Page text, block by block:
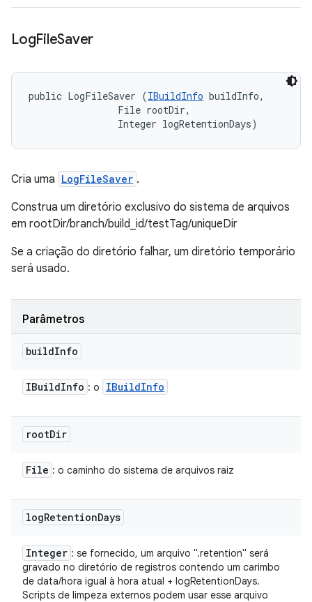
LogFileSaver
public LogFileSaver (IBuildInfo buildInfo,
                File rootDir,
                Integer logRetentionDays)
Cria uma LogFileSaver .
Construa um diretório exclusivo do sistema de arquivos
em rootDir/branch/build_id/testTag/uniqueDir
Se a criação do diretório falhar, um diretório temporário
será usado.
Parâmetros
buildInfo
IBuildInfo : o IBuildInfo
rootDir
File : o caminho do sistema de arquivos raiz
logRetentionDays
Integer : se fornecido, um arquivo ".retention" será
gravado no diretório de registros contendo um carimbo
de data/hora igual à hora atual + logRetentionDays.
Scripts de limpeza externos podem usar esse arquivo